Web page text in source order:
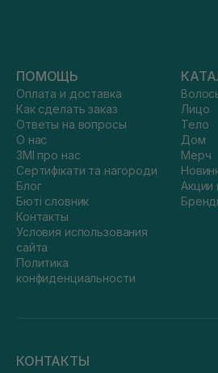
ПОМОЩЬ
Оплата и доставка
Как сделать заказ
Ответы на вопросы
О нас
ЗМІ про нас
Сертифікати та нагороди
Блог
Бюті словник
Контакты
Условия использования
сайта
Политика
конфиденциальности
Лицо
Тело
Дом
Мерч
Акции
КОНТАКТЫ